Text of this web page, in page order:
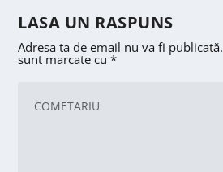
LASA UN RASPUNS
Adresa ta de email nu va fi publicată.
sunt marcate cu*